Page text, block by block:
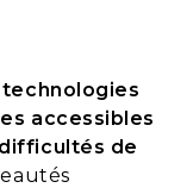
technologies
accessibles
de